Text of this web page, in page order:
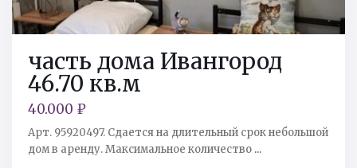
часть дома Ивангород
46.70 кв.м
40.000 ₽
Арт. 95920497. Сдается на длительный срок небольшой
дом в аренду. Максимальное количество ...